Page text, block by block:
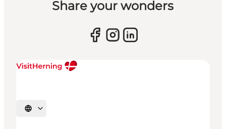
Share your wonders
Vælg sprog